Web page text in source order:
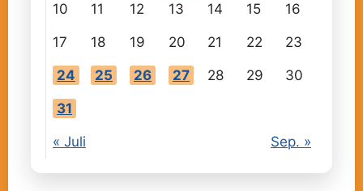
10 11 12 13 14 15 16
17 18 19 20 21 22 23
24 25 26 27 28 29 30
31
« Juli Sep. »